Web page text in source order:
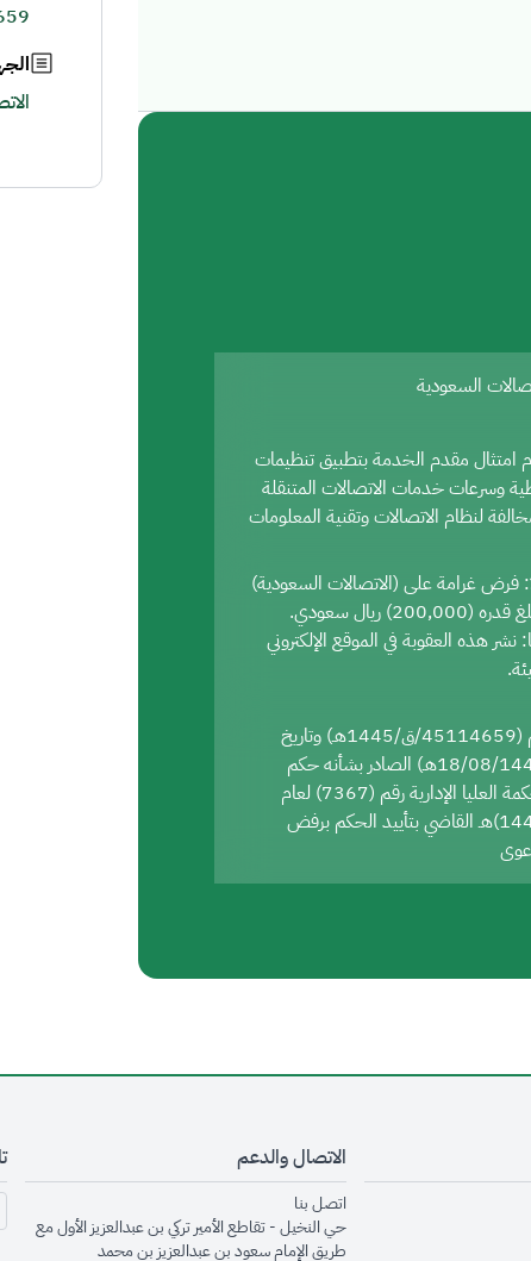
السعودية
امتثال مقدم الخدمة بتطبيق تنظيمات
وسرعات خدمات الاتصالات المتنقلة
لنظام الاتصالات وتقنية المعلومات
فرض غرامة على (الاتصالات السعودية)
(200,000) ريال سعودي.
نشر هذه العقوبة في الموقع الإلكتروني
رقم (45114659/ق/1445هـ) وتاريخ
(18/08/1445هـ) الصادر بشأنه حكم
محكمة العليا الإدارية رقم (7367) لعام
(1446)هـ القاضي بتأييد الحكم برفض
opens in new
opens in
opens in
الاتصال والدعم
اتصل بنا
حي النخيل - تقاطع الأمير تركي بن عبدالعزيز الأول مع
طريق الإمام سعود بن عبدالعزيز بن محمد